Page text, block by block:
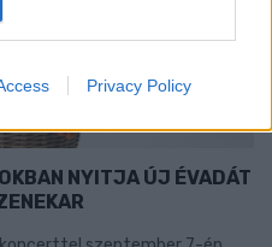
Privacy Policy
NYITJA ÚJ ÉVADÁT